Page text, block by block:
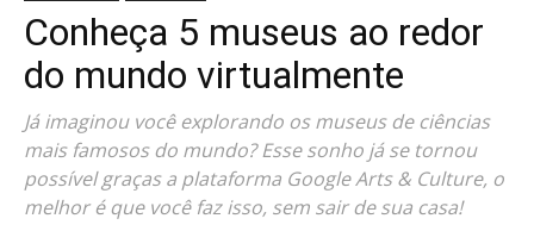
Conheça 5 museus ao redor
do mundo virtualmente
Já imaginou você explorando os museus de ciências
mais famosos do mundo? Esse sonho já se tornou
possível graças a plataforma Google Arts & Culture, o
melhor é que você faz isso, sem sair de sua casa!